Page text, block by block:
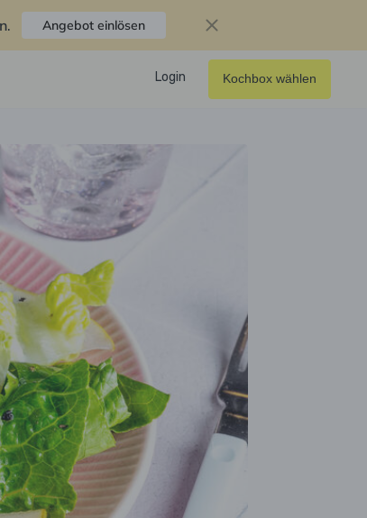
. Angebot einlösen
Login Kochbox wählen